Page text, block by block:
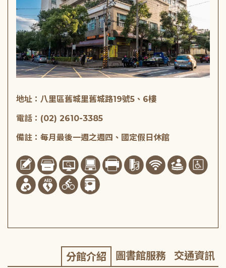
地址：八里區舊城里舊城路19號5、6樓
電話：(02) 2610-3385
備註：每月最後一週之週四、國定假日休館
分館介紹 圖書館服務 交通資訊